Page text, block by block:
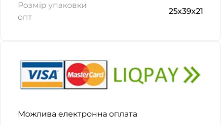
Розмір упаковки
опт
25х39х21
Можлива електронна оплата